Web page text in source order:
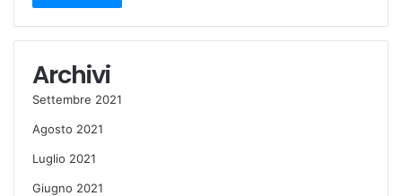
Archivi
Settembre 2021
Agosto 2021
Luglio 2021
Giugno 2021